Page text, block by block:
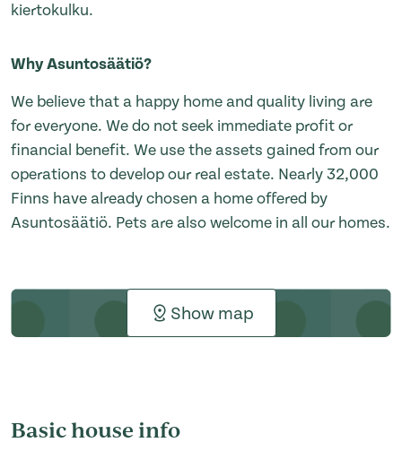
kiertokulku.
Why Asuntosäätiö?
We believe that a happy home and quality living are
for everyone. We do not seek immediate profit or
financial benefit. We use the assets gained from our
operations to develop our real estate. Nearly 32,000
Finns have already chosen a home offered by
Asuntosäätiö. Pets are also welcome in all our homes.
Show map
Basic house info